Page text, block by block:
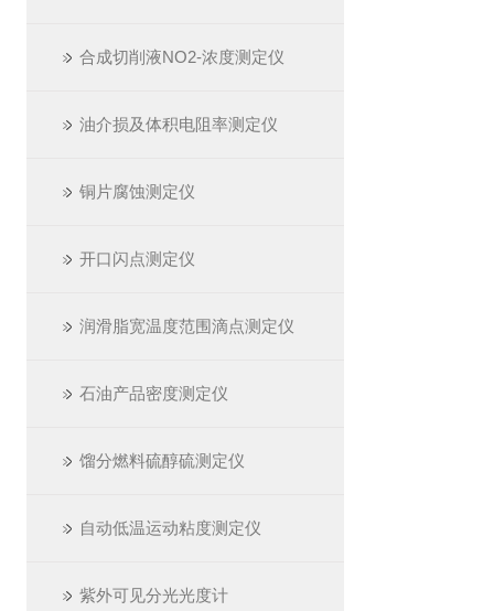
合成切削液NO2-浓度测定仪
油介损及体积电阻率测定仪
铜片腐蚀测定仪
开口闪点测定仪
润滑脂宽温度范围滴点测定仪
石油产品密度测定仪
馏分燃料硫醇硫测定仪
自动低温运动粘度测定仪
紫外可见分光光度计